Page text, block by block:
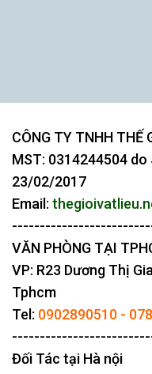
CÔNG TY TNHH THẾ
MST: 0314244504 do
23/02/2017
Email:
VĂN PHÒNG TẠI
VP: R23 Dương Thị
Tphcm
Tel: 0902890510 -
Đối Tác tại Hà nội